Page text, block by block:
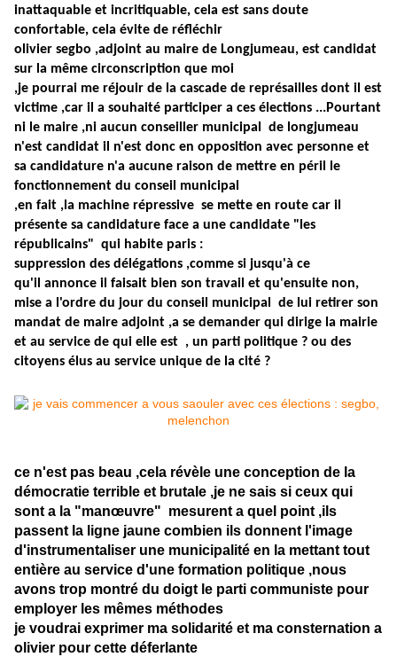
inattaquable et incritiquable, cela est sans doute
confortable, cela évite de réfléchir
olivier segbo ,adjoint au maire de Longjumeau, est candidat
sur la même circonscription que moi
,je pourrai me réjouir de la cascade de représailles dont il est
victime ,car il a souhaité participer a ces élections ...Pourtant
ni le maire ,ni aucun conseiller municipal de longjumeau
n'est candidat il n'est donc en opposition avec personne et
sa candidature n'a aucune raison de mettre en péril le
fonctionnement du conseil municipal
,en fait ,la machine répressive se mette en route car il
présente sa candidature face a une candidate "les
républicains" qui habite paris :
suppression des délégations ,comme si jusqu'à ce
qu'il annonce il faisait bien son travail et qu'ensuite non,
mise a l'ordre du jour du conseil municipal de lui retirer son
mandat de maire adjoint ,a se demander qui dirige la mairie
et au service de qui elle est , un parti politique ? ou des
citoyens élus au service unique de la cité ?
ce n'est pas beau ,cela révèle une conception de la
démocratie terrible et brutale ,je ne sais si ceux qui
sont a la "manœuvre" mesurent a quel point ,ils
passent la ligne jaune combien ils donnent l'image
d'instrumentaliser une municipalité en la mettant tout
entière au service d'une formation politique ,nous
avons trop montré du doigt le parti communiste pour
employer les mêmes méthodes
je voudrai exprimer ma solidarité et ma consternation a
olivier pour cette déferlante